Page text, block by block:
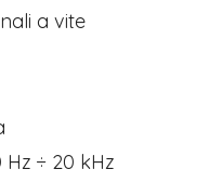
a vite
Hz ÷ 20 kHz